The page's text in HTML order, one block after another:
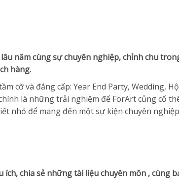
năm cùng sự chuyên nghiệp, chỉnh chu
hàng.
cỡ và đẳng cấp: Year End Party, Wedding,
là những trải nghiệm để ForArt củng cố
nhỏ để mang đến một sự kiện chuyên
chia sẻ những tài liệu chuyên môn , cùng